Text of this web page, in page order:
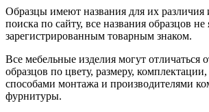
Образцы имеют названия для их различия
поиска по сайту, все названия образцов не
зарегистрированным товарным знаком.
Все мебельные изделия могут отличаться
образцов по цвету, размеру,
способами монтажа и производителями
фурнитуры.